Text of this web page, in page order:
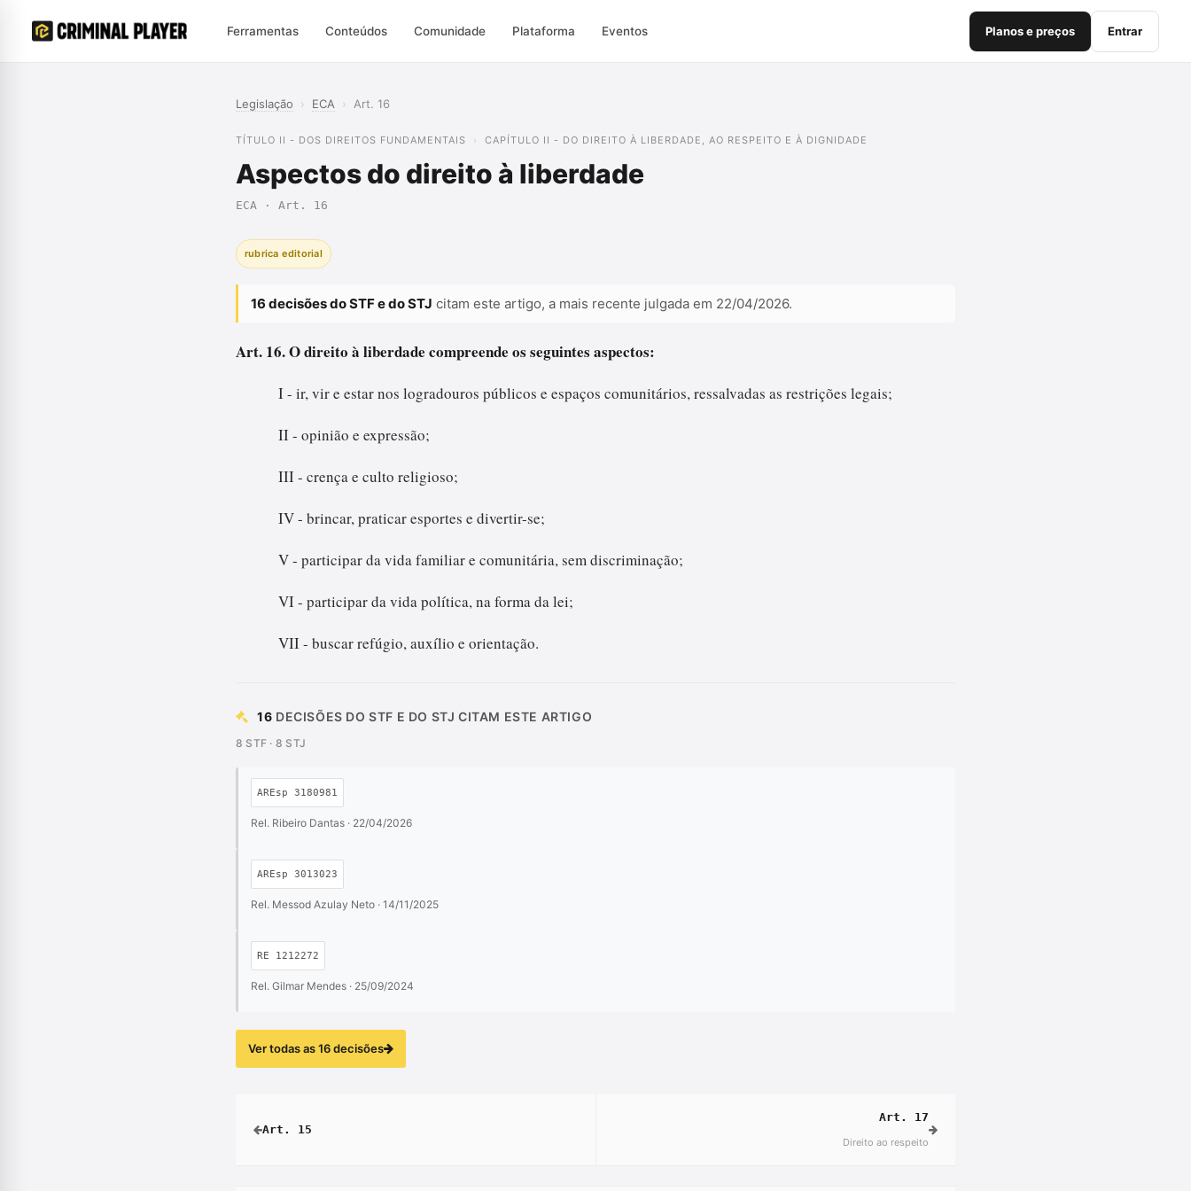
Ferramentas Conteúdos Comunidade Plataforma Eventos Planos e preços Entrar
Legislação › ECA › Art. 16
TÍTULO II - DOS DIREITOS FUNDAMENTAIS CAPÍTULO II - DO DIREITO À LIBERDADE, AO RESPEITO E À DIGNIDADE
Aspectos do direito à liberdade
ECA · Art. 16
rubrica editorial
16 decisões do STF e do STJ citam este artigo, a mais recente julgada em 22/04/2026.
Art. 16. O direito à liberdade compreende os seguintes aspectos:
I - ir, vir e estar nos logradouros públicos e espaços comunitários, ressalvadas as restrições legais;
II - opinião e expressão;
III - crença e culto religioso;
IV - brincar, praticar esportes e divertir-se;
V - participar da vida familiar e comunitária, sem discriminação;
VI - participar da vida política, na forma da lei;
VII - buscar refúgio, auxílio e orientação.
16 DECISÕES DO STF E DO STJ CITAM ESTE ARTIGO
8 STF · 8 STJ
AREsp 3180981
Rel. Ribeiro Dantas · 22/04/2026
AREsp 3013023
Rel. Messod Azulay Neto · 14/11/2025
RE 1212272
Rel. Gilmar Mendes · 25/09/2024
Ver todas as 16 decisões
Art. 15
Art. 17
Direito ao respeito